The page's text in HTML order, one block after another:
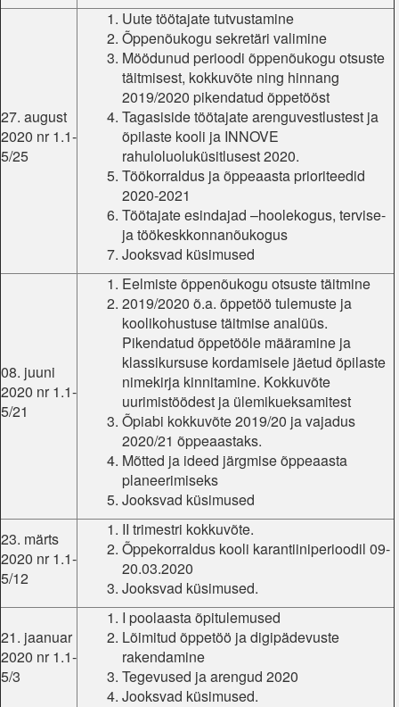
27. august
2020 nr 1.1-
5/25
Uute töötajate tutvustamine
Õppenõukogu sekretäri valimine
Möödunud perioodi õppenõukogu otsuste
täitmisest, kokkuvõte ning hinnang
2019/2020 pikendatud õppetööst
Tagasiside töötajate arenguvestlustest ja
õpilaste kooli ja INNOVE
rahuloluoluküsitlusest 2020.
Töökorraldus ja õppeaasta prioriteedid
2020-2021
Töötajate esindajad –hoolekogus, tervise-
ja töökeskkonnanõukogus
Jooksvad küsimused
08. juuni
2020 nr 1.1-
5/21
Eelmiste õppenõukogu otsuste täitmine
2019/2020 õ.a. õppetöö tulemuste ja
koolikohustuse täitmise analüüs.
Pikendatud õppetööle määramine ja
klassikursuse kordamisele jäetud õpilaste
nimekirja kinnitamine. Kokkuvõte
uurimistöödest ja ülemikueksamitest
Õpiabi kokkuvõte 2019/20 ja vajadus
2020/21 õppeaastaks.
Mõtted ja ideed järgmise õppeaasta
planeerimiseks
Jooksvad küsimused
23. märts
2020 nr 1.1-
5/12
II trimestri kokkuvõte.
Õppekorraldus kooli karantiiniperioodil 09-
20.03.2020
Jooksvad küsimused.
21. jaanuar
2020 nr 1.1-
5/3
I poolaasta õpitulemused
Lõimitud õppetöö ja digipädevuste
rakendamine
Tegevused ja arengud 2020
Jooksvad küsimused.